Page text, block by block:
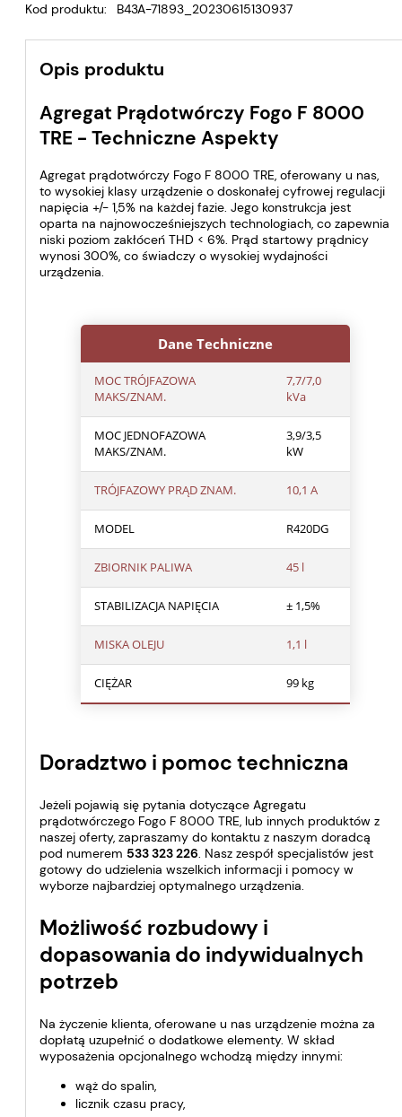
Kod produktu: B43A-71893_20230615130937
Opis produktu
Agregat Prądotwórczy Fogo F 8000
TRE - Techniczne Aspekty
Agregat prądotwórczy Fogo F 8000 TRE, oferowany u nas,
to wysokiej klasy urządzenie o doskonałej cyfrowej regulacji
napięcia +/- 1,5% na każdej fazie. Jego konstrukcja jest
oparta na najnowocześniejszych technologiach, co zapewnia
niski poziom zakłóceń THD < 6%. Prąd startowy prądnicy
wynosi 300%, co świadczy o wysokiej wydajności
urządzenia.
Dane Techniczne
MOC TRÓJFAZOWA
MAKS/ZNAM.
7,7/7,0
kVa
MOC JEDNOFAZOWA
MAKS/ZNAM.
3,9/3,5
kW
TRÓJFAZOWY PRĄD ZNAM. 10,1 A
MODEL R420DG
ZBIORNIK PALIWA 45 l
STABILIZACJA NAPIĘCIA ± 1,5%
MISKA OLEJU 1,1 l
CIĘŻAR 99 kg
Doradztwo i pomoc techniczna
Jeżeli pojawią się pytania dotyczące Agregatu
prądotwórczego Fogo F 8000 TRE, lub innych produktów z
naszej oferty, zapraszamy do kontaktu z naszym doradcą
pod numerem 533 323 226. Nasz zespół specjalistów jest
gotowy do udzielenia wszelkich informacji i pomocy w
wyborze najbardziej optymalnego urządzenia.
Możliwość rozbudowy i
dopasowania do indywidualnych
potrzeb
Na życzenie klienta, oferowane u nas urządzenie można za
dopłatą uzupełnić o dodatkowe elementy. W skład
wyposażenia opcjonalnego wchodzą między innymi:
wąż do spalin,
licznik czasu pracy,